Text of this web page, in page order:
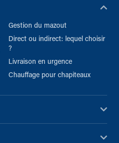
Gestion du mazout
Direct ou indirect: lequel choisir
?
Livraison en urgence
Chauffage pour chapiteaux